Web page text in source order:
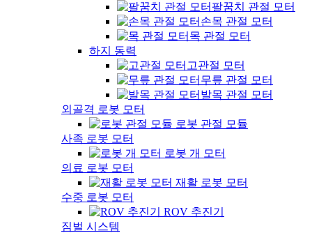
팔꿈치 관절 모터
손목 관절 모터
목 관절 모터
하지 동력
고관절 모터
무릎 관절 모터
발목 관절 모터
외골격 로봇 모터
로봇 관절 모듈
사족 로봇 모터
로봇 개 모터
의료 로봇 모터
재활 로봇 모터
수중 로봇 모터
ROV 추진기
짐벌 시스템